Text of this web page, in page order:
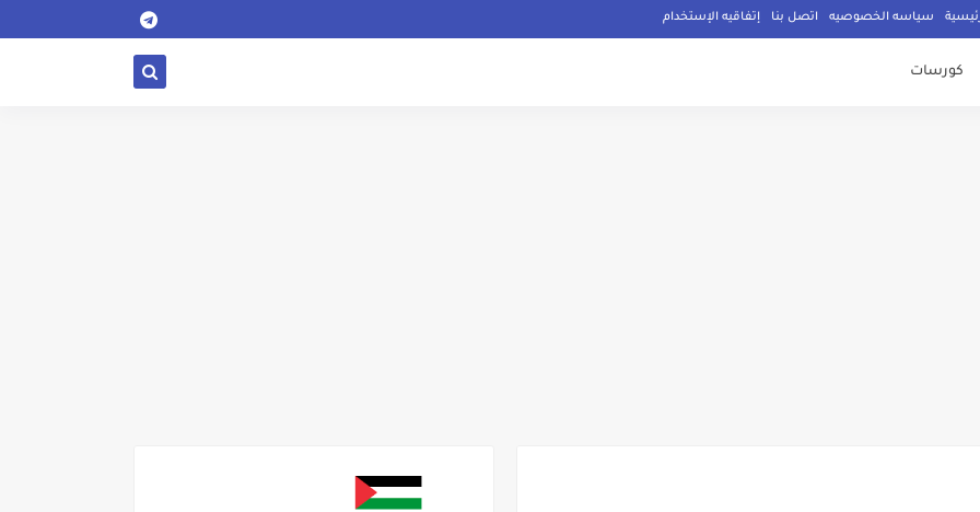
سياسه الخصوصيه اتصل بنا إتفاقيه الإستخدام
كورسات